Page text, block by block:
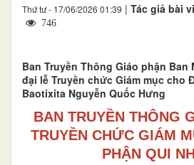
Thứ tư - 17/06/2026 01:39 | Tác giả bài
746
Ban Truyền Thông Giáo phận Ban
đại lễ Truyền chức Giám mục cho
Baotixita Nguyễn Quốc Hưng
BAN TRUYỀN THÔNG
TRUYỀN CHỨC GIÁM
PHẬN QUI